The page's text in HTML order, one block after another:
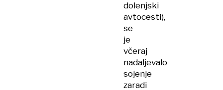
dolenjski
avtocesti),
se
je
včeraj
nadaljevalo
sojenje
zaradi